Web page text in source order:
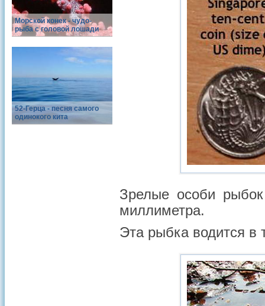
Морской конек - чудо-
рыба с головой лошади
52-Герца - песня самого
одинокого кита
Зрелые особи
миллиметра.
Эта рыбка водится